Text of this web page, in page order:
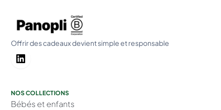
Offrir des cadeaux devient simple et responsable
NOS COLLECTIONS
Bébés et enfants